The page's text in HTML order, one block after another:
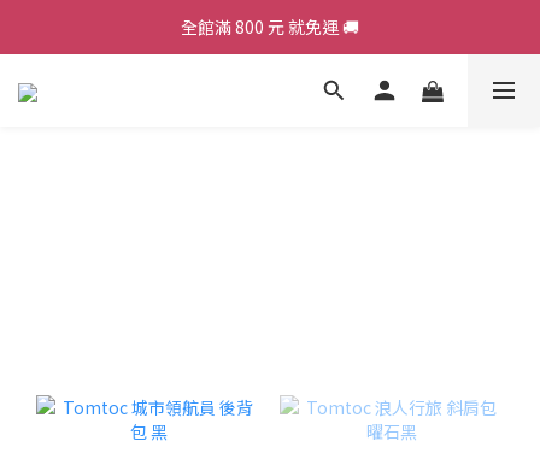
加入會員，現領 50 元購物金 ε٩(๑> ₃ <)۶з全館滿 800 元 就免運 🚚
加入會員，現領 50 元購物金 ε٩(๑> ₃ <)۶з